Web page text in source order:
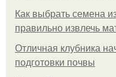
Как выбрать семена
правильно извлечь
Отличная клубника
подготовки почвы